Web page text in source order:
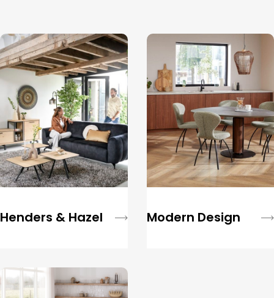
Henders & Hazel Modern Design